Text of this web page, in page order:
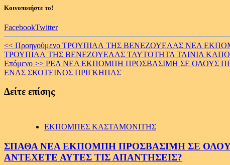
Κοινοποιήστε το!
FacebookTwitter
Continue
Reading
<< Προηγούμενο ΤΡΟΥΠΙΑΛ ΤΗΣ ΒΕΝΕΖΟΥΕΛΑΣ ΝΕΑ
ΤΡΟΥΠΙΑΛ ΤΗΣ ΒΕΝΕΖΟΥΕΛΑΣ ΤΑΥΤΟΤΗΤΑ ΤΑΙΝΙΑ
Επόμενο >> ΡΕΑ ΝΕΑ ΕΚΠΟΜΠΗ ΠΡΟΣΒΑΣΙΜΗ ΣΕ ΟΛΟΥΣ
ΕΝΑΣ ΣΚΟΤΕΙΝΟΣ ΠΡΙΓΚΗΠΑΣ
Δείτε επίσης
ΕΚΠΟΜΠΕΣ ΚΑΣΤΑΜΟΝΙΤΗΣ
ΣΠΑΘΑ ΝΕΑ ΕΚΠΟΜΠΗ ΠΡΟΣΒΑΣΙΜΗ ΣΕ ΟΛΟΥΣ
ΑΝΤΕΧΕΤΕ ΑΥΤΕΣ ΤΙΣ ΑΠΑΝΤΗΣΕΙΣ?